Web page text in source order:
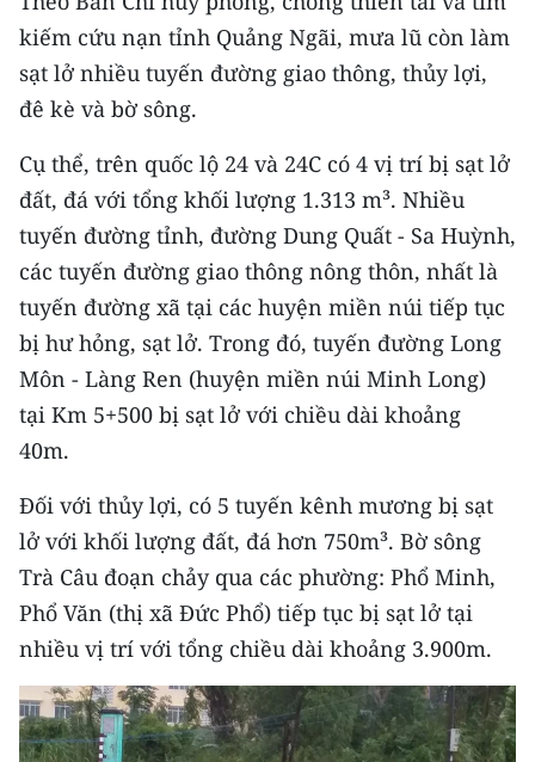
CHUYÊN ĐỀ
CÁC CHUYÊN TRANG
VỀ BÁO NHÂN DÂN
THỜI NAY
NHÂN DÂN CUỐI TUẦN
NHÂN DÂN HẰNG THÁNG
MUA BÁO
ENGLISH
中文
FRANÇAIS
РУССКИЙ
kiếm cứu nạn tỉnh Quảng Ngãi, mưa lũ còn làm
sạt lở nhiều tuyến đường giao thông, thủy lợi,
đê kè và bờ sông.
Cụ thể, trên quốc lộ 24 và 24C có 4 vị trí bị sạt lở
đất, đá với tổng khối lượng 1.313 m³. Nhiều
tuyến đường tỉnh, đường Dung Quất - Sa Huỳnh,
các tuyến đường giao thông nông thôn, nhất là
tuyến đường xã tại các huyện miền núi tiếp tục
bị hư hỏng, sạt lở. Trong đó, tuyến đường Long
Môn - Làng Ren (huyện miền núi Minh Long)
tại Km 5+500 bị sạt lở với chiều dài khoảng
40m.
Đối với thủy lợi, có 5 tuyến kênh mương bị sạt
lở với khối lượng đất, đá hơn 750m³. Bờ sông
Trà Câu đoạn chảy qua các phường: Phổ Minh,
Phổ Văn (thị xã Đức Phổ) tiếp tục bị sạt lở tại
nhiều vị trí với tổng chiều dài khoảng 3.900m.